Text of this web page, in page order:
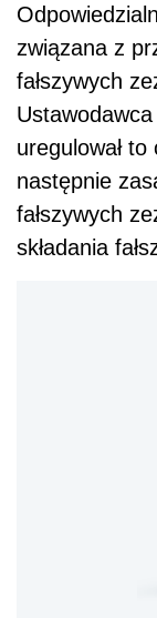
związana z
fałszywych
uregulował
następnie
fałszywych
składania